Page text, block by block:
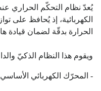
يُعدّ نظام التحكّم الحراري
الكهربائية، إذ يُحافظ على
الحرارة بدقّة لضمان
ويقوم هذا النظام الذكيّ
- المحرّك الكهربائي الأساسي